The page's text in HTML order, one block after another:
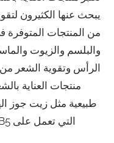
يبحث عنها الكثيرون
من المنتجات المتوفرة
والبلسم والزيوت
الرأس وتقوية الشعر
منتجات العناية
طبيعية مثل زيت جوز